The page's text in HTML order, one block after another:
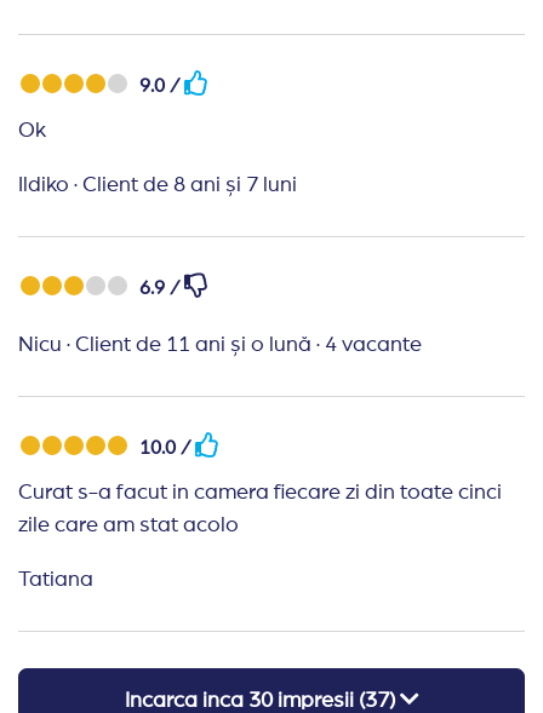
9.0 /
Ok
Ildiko · Client de 8 ani și 7 luni
6.9 /
Nicu · Client de 11 ani și o lună · 4 vacante
10.0 /
Curat s-a facut in camera fiecare zi din toate cinci
zile care am stat acolo
Tatiana
Incarca inca 30impresii (37)